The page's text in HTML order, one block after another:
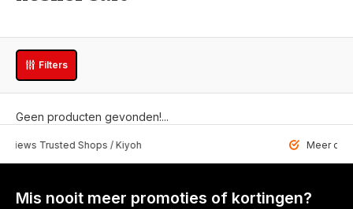
Filters
Geen producten gevonden!...
Shops / Kiyoh Meer dan 6459
Mis nooit meer promoties of kortingen?